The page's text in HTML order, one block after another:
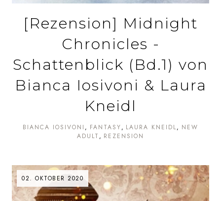
[Rezension] Midnight
Chronicles -
Schattenblick (Bd.1) von
Bianca Iosivoni & Laura
Kneidl
BIANCA IOSIVONI FANTASY LAURA KNEIDL
NEW
ADULT
REZENSION
02. OKTOBER 2020